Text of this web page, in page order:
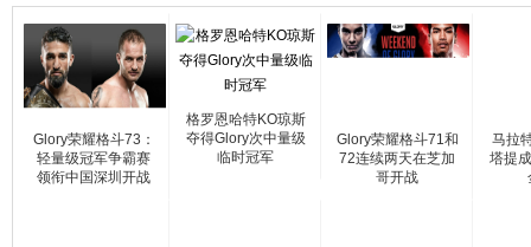
Glory荣耀格斗73：
轻量级冠军争霸赛
领衔中国深圳开战
格罗恩哈特KO琼斯
夺得Glory次中量级
临时冠军
Glory荣耀格斗71和
72连续两天在芝加
哥开战
马拉
塔提